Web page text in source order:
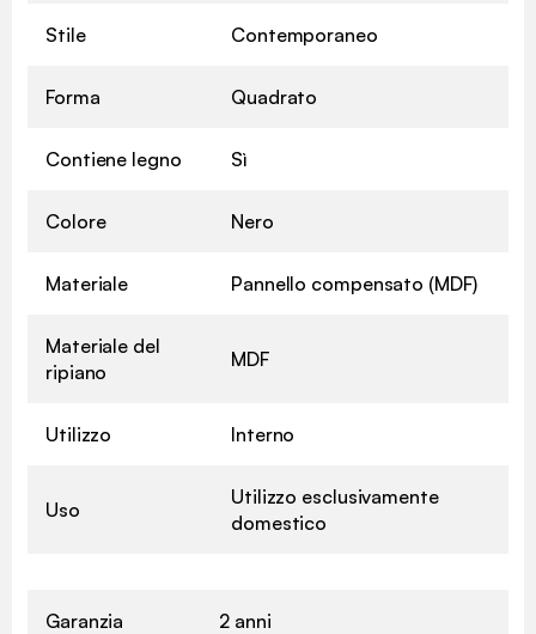
Stile Contemporaneo
Forma Quadrato
Contiene legno Sì
Colore Nero
Materiale Pannello compensato (MDF)
Materiale del
ripiano
MDF
Utilizzo Interno
Uso
Utilizzo esclusivamente
domestico
Garanzia 2 anni